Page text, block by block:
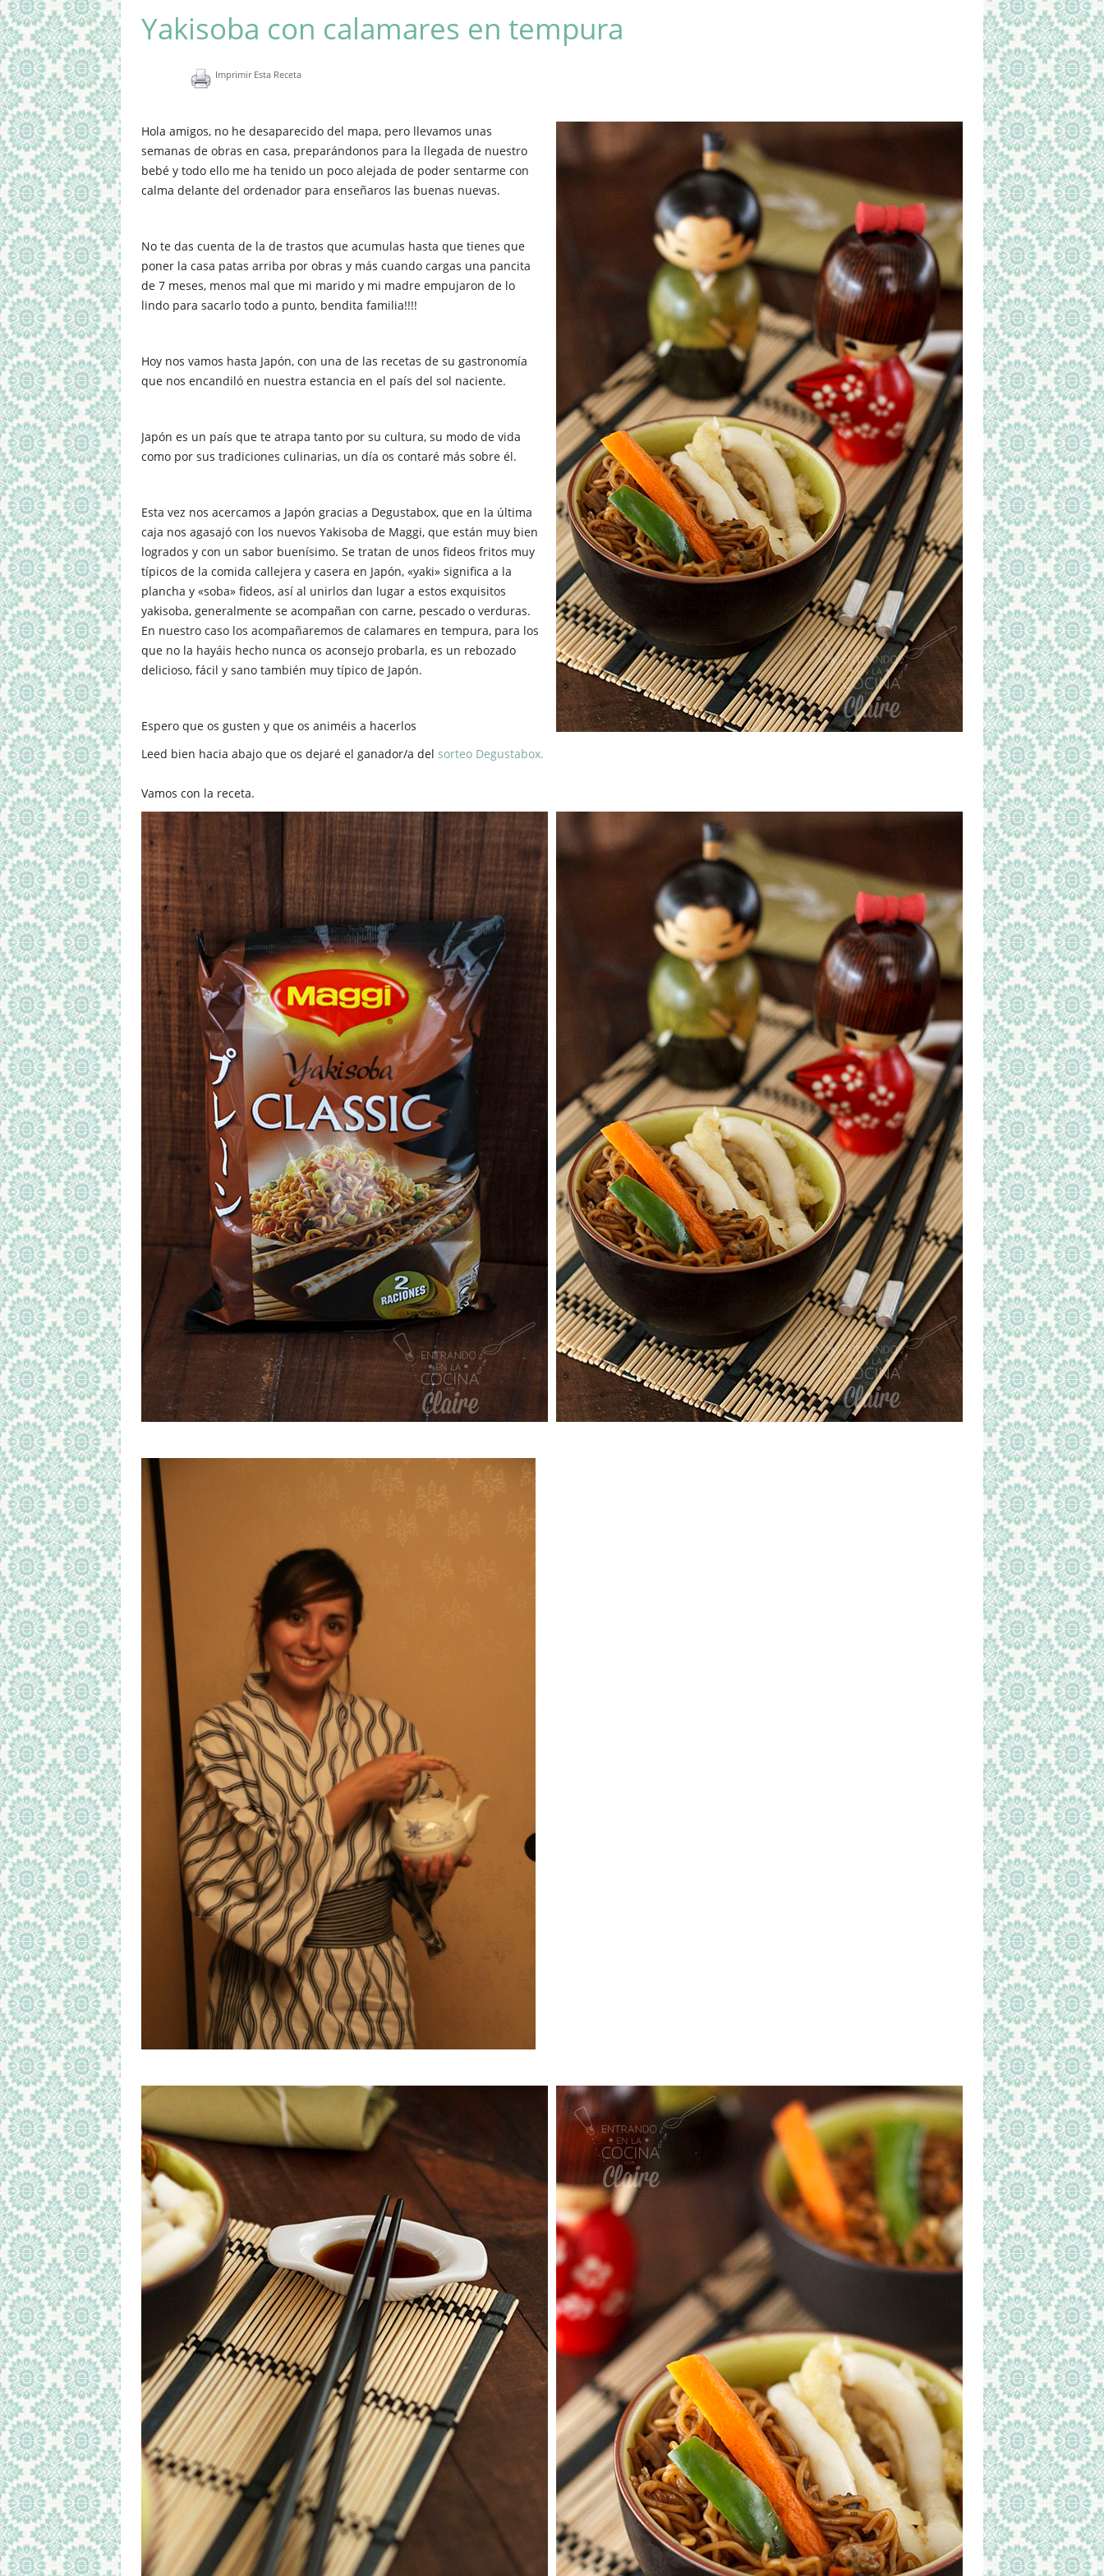
Yakisoba con calamares en tempura
Imprimir Esta Receta
Hola amigos, no he desaparecido del mapa, pero llevamos unas
semanas de obras en casa, preparándonos para la llegada de nuestro
bebé y todo ello me ha tenido un poco alejada de poder sentarme con
calma delante del ordenador para enseñaros las buenas nuevas.
No te das cuenta de la de trastos que acumulas hasta que tienes que
poner la casa patas arriba por obras y más cuando cargas una pancita
de 7 meses, menos mal que mi marido y mi madre empujaron de lo
lindo para sacarlo todo a punto, bendita familia!!!!
Hoy nos vamos hasta Japón, con una de las recetas de su gastronomía
que nos encandiló en nuestra estancia en el país del sol naciente.
Japón es un país que te atrapa tanto por su cultura, su modo de vida
como por sus tradiciones culinarias, un día os contaré más sobre él.
Esta vez nos acercamos a Japón gracias a Degustabox, que en la última
caja nos agasajó con los nuevos Yakisoba de Maggi, que están muy bien
logrados y con un sabor buenísimo. Se tratan de unos fideos fritos muy
típicos de la comida callejera y casera en Japón, «yaki» significa a la
plancha y «soba» fideos, así al unirlos dan lugar a estos exquisitos
yakisoba, generalmente se acompañan con carne, pescado o verduras.
En nuestro caso los acompañaremos de calamares en tempura, para los
que no la hayáis hecho nunca os aconsejo probarla, es un rebozado
delicioso, fácil y sano también muy típico de Japón.
Espero que os gusten y que os animéis a hacerlos
Leed bien hacia abajo que os dejaré el ganador/a del sorteo Degustabox.
Vamos con la receta.